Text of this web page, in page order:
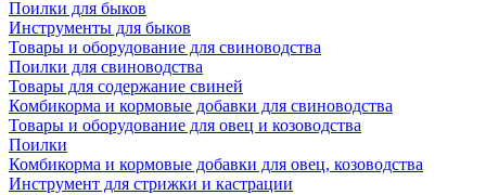
Поилки для быков
Инструменты для быков
Товары и оборудование для свиноводства
Поилки для свиноводства
Товары для содержание свиней
Комбикорма и кормовые добавки для свиноводства
Товары и оборудование для овец и козоводства
Поилки
Комбикорма и кормовые добавки для овец, козоводства
Инструмент для стрижки и кастрации